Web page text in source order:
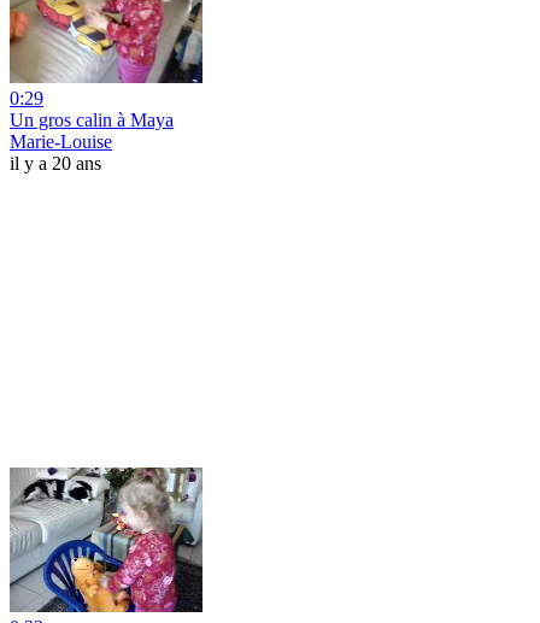
0:29
Un gros calin à Maya
Marie-Louise
il y a 20 ans